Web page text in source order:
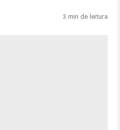
3 min de leitura